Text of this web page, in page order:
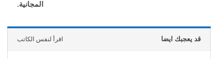
المجانية.
قد يعجبك ايضا اقرأ لنفس الكاتب